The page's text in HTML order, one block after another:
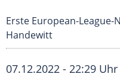
Erste European-
Handewitt
07.12.2022 - 22:29 Uhr